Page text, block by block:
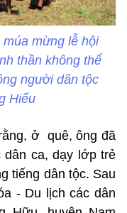
mừng lễ hội
thần không thể
người dân tộc
Hiếu
ở quê, ông đã
dân ca, dạy lớp trẻ
tiếng dân tộc. Sau
- Du lịch các dân